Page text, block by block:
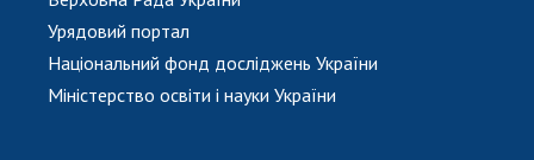
Урядовий портал
Національний фонд досліджень України
Міністерство освіти і науки України